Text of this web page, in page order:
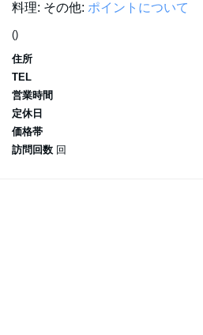
料理: その他: ポイントについて
()
住所
TEL
営業時間
定休日
価格帯
訪問回数 回